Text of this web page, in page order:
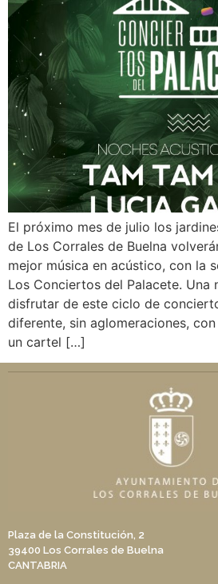
El próximo mes de julio los
de Los Corrales de Buelna
mejor música en acústico, con la
Los Conciertos del Palacete. Una
disfrutar de este ciclo de
diferente, sin aglomeraciones,
un cartel […]
Plaza de la Constitución, 2
39400 Los Corrales de Buelna
CANTABRIA